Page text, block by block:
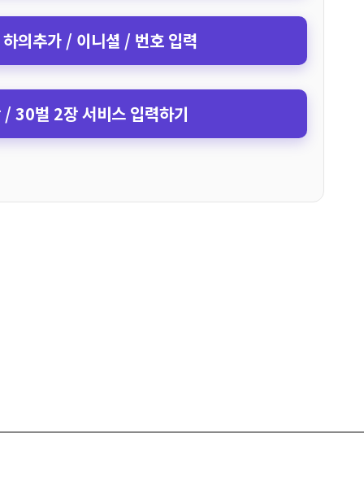
의추가 / 이니셜 / 번호 입력
30벌 2장 서비스 입력하기